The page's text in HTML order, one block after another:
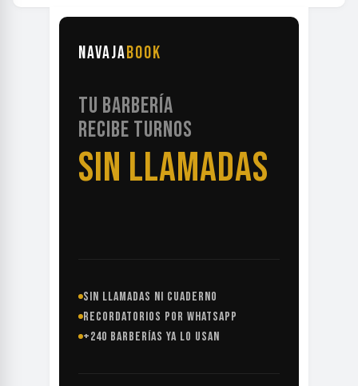
NAVAJABOOK
TU BARBERÍA
RECIBE TURNOS
SIN LLAMADAS
SIN LLAMADAS NI CUADERNO
RECORDATORIOS POR WHATSAPP
+240 BARBERÍAS YA LO USAN